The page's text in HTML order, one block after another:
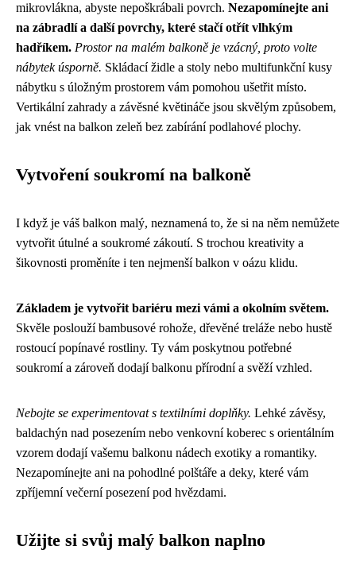
mikrovlákna, abyste nepoškrábali povrch. Nezapomínejte ani
na zábradlí a další povrchy, které stačí otřít vlhkým
hadříkem. Prostor na malém balkoně je vzácný, proto volte
nábytek úsporně. Skládací židle a stoly nebo multifunkční kusy
nábytku s úložným prostorem vám pomohou ušetřit místo.
Vertikální zahrady a závěsné květináče jsou skvělým způsobem,
jak vnést na balkon zeleň bez zabírání podlahové plochy.
Vytvoření soukromí na balkoně
I když je váš balkon malý, neznamená to, že si na něm nemůžete
vytvořit útulné a soukromé zákoutí. S trochou kreativity a
šikovnosti proměníte i ten nejmenší balkon v oázu klidu.
Základem je vytvořit bariéru mezi vámi a okolním světem.
Skvěle poslouží bambusové rohože, dřevěné treláže nebo hustě
rostoucí popínavé rostliny. Ty vám poskytnou potřebné
soukromí a zároveň dodají balkonu přírodní a svěží vzhled.
Nebojte se experimentovat s textilními doplňky. Lehké závěsy,
baldachýn nad posezením nebo venkovní koberec s orientálním
vzorem dodají vašemu balkonu nádech exotiky a romantiky.
Nezapomínejte ani na pohodlné polštáře a deky, které vám
zpříjemní večerní posezení pod hvězdami.
Užijte si svůj malý balkon naplno